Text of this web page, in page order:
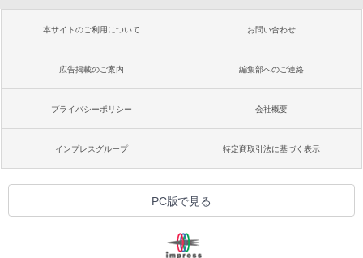
本サイトのご利用について お問い合わせ
広告掲載のご案内 編集部へのご連絡
プライバシーポリシー 会社概要
インプレスグループ 特定商取引法に基づく表示
PC版で見る